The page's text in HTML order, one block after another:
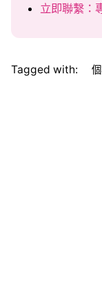
立即聯繫：
Tagged with: